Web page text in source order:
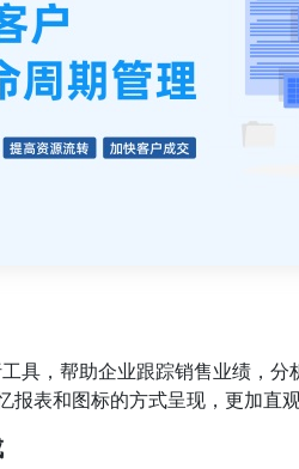
具，帮助企业跟踪销售业绩，
表和图标的方式呈现，更加直